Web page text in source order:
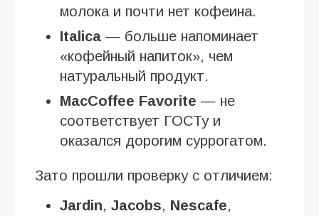
молока и почти нет кофеина.
Italica — больше напоминает
«кофейный напиток», чем
натуральный продукт.
MacCoffee Favorite — не
соответствует ГОСТу и
оказался дорогим суррогатом.
Зато прошли проверку с отличием:
Jardin, Jacobs, Nescafe,